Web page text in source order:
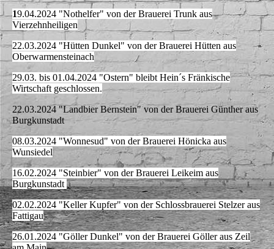
19.04.2024 "Nothelfer" von der Brauerei Trunk aus
Vierzehnheiligen
22.03.2024 "Hütten Dunkel" von der Brauerei Hütten aus
Oberwarmensteinach
29.03. bis 01.04.2024 "Ostern" bleibt Hein´s Fränkische
Wirtschaft geschlossen.
22.03.2024 "Landbier Bernstein" von der Brauerei Günther aus
Burgkunstadt
08.03.2024 "Wonnesud" von der Brauerei Hönicka aus
Wunsiedel
16.02.2024 "Steinbier" von der Brauerei Leikeim aus
Burgkunstadt
02.02.2024 "Keller Kupfer" von der Schlossbrauerei Stelzer aus
Fattigau
26.01.2024 "Göller Dunkel" von der Brauerei Göller aus Zeil